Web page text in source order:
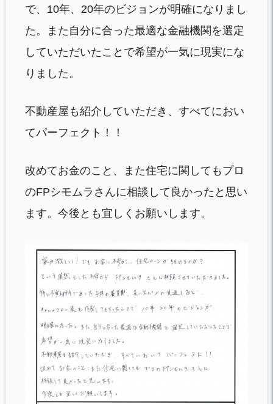
で、10年、20年のビジョンが明確になりまし
た。また自分に合った最適な金融機関を選定
していただいたことで希望が一気に現実にな
りました。
不動産屋も紹介していただき、すべてにおい
てパーフェクト！！
改めてお金のこと、また住宅に関してもプロ
のFPシモムラさんに相談して良かったと思い
ます。今後とも宜しくお願いします。